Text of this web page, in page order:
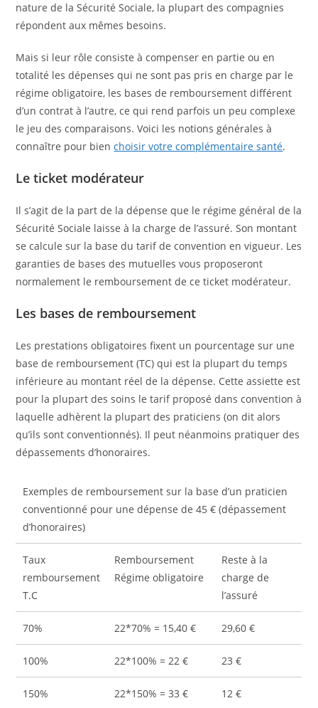
nature de la Sécurité Sociale, la plupart des compagnies
répondent aux mêmes besoins.
Mais si leur rôle consiste à compenser en partie ou en
totalité les dépenses qui ne sont pas pris en charge par le
régime obligatoire, les bases de remboursement différent
d’un contrat à l’autre, ce qui rend parfois un peu complexe
le jeu des comparaisons. Voici les notions générales à
connaître pour bienchoisir votre complémentaire santé.
Le ticket modérateur
Il s’agit de la part de la dépense que le régime général de la
Sécurité Sociale laisse à la charge de l’assuré. Son montant
se calcule sur la base du tarif de convention en vigueur. Les
garanties de bases des mutuelles vous proposeront
normalement le remboursement de ce ticket modérateur.
Les bases de remboursement
Les prestations obligatoires fixent un pourcentage sur une
base de remboursement (TC) qui est la plupart du temps
inférieure au montant réel de la dépense. Cette assiette est
pour la plupart des soins le tarif proposé dans convention à
laquelle adhèrent la plupart des praticiens (on dit alors
qu’ils sont conventionnés). Il peut néanmoins pratiquer des
dépassements d’honoraires.
Exemples de remboursement sur la base d’un praticien
conventionné pour une dépense de 45 € (dépassement
d’honoraires)
Taux
remboursement
T.C
Remboursement
Régime obligatoire
Reste à la
charge de
l’assuré
70% 22*70% = 15,40 € 29,60 €
100% 22*100% = 22 € 23 €
150% 22*150% = 33 € 12 €